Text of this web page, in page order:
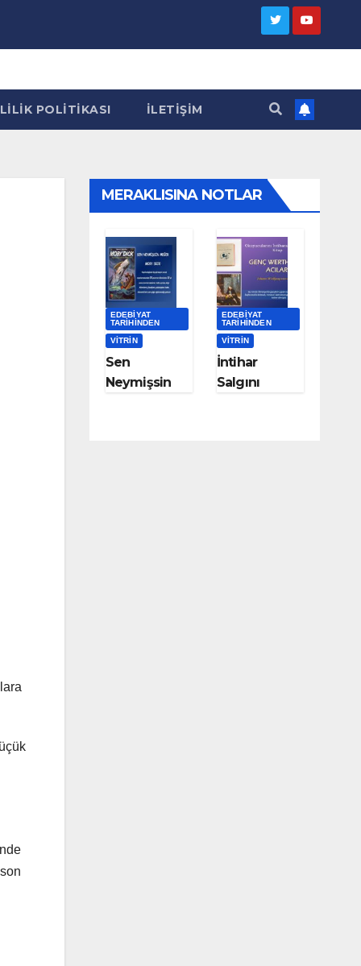
POLITIKASI İLETIŞIM
MERAKLISINA NOTLAR
EDEBIYAT
TARIHINDEN
VITRIN
Sen
Neymişsin
EDEBIYAT
TARIHINDEN
VITRIN
İntihar
Salgını